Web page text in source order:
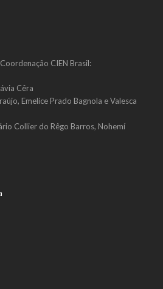
CIEN Brasil:
Cêra
Emelice Prado Bagnola e Valesca
Collier do Rêgo Barros, Nohemí